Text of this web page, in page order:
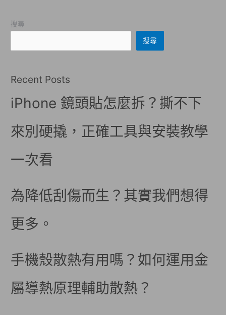
搜尋
搜尋
Recent Posts
iPhone 鏡頭貼怎麼拆？撕不下
來別硬撬，正確工具與安裝教學
一次看
為降低刮傷而生？其實我們想得
更多。
手機殼散熱有用嗎？如何運用金
屬導熱原理輔助散熱？